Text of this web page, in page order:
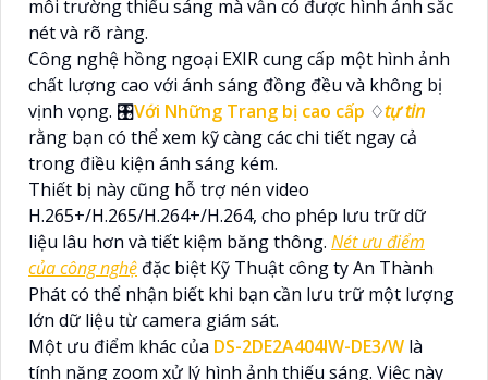
môi trường thiếu sáng mà vẫn có được hình ảnh sắc
nét và rõ ràng.
Công nghệ hồng ngoại EXIR cung cấp một hình ảnh
chất lượng cao với ánh sáng đồng đều và không bị
vịnh vọng. 🎛Với Những Trang bị cao cấp ♢tự tin
rằng bạn có thể xem kỹ càng các chi tiết ngay cả
trong điều kiện ánh sáng kém.
Thiết bị này cũng hỗ trợ nén video
H.265+/H.265/H.264+/H.264, cho phép lưu trữ dữ
liệu lâu hơn và tiết kiệm băng thông. Nét ưu điểm
của công nghệ đặc biệt Kỹ Thuật công ty An Thành
Phát có thể nhận biết khi bạn cần lưu trữ một lượng
lớn dữ liệu từ camera giám sát.
Một ưu điểm khác của DS-2DE2A404IW-DE3/W là
tính năng zoom xử lý hình ảnh thiếu sáng. Việc này